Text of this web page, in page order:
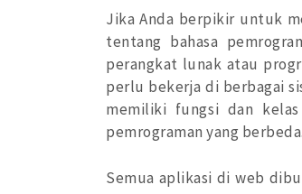
Jika Anda berpikir untuk
tentang bahasa
perangkat lunak atau
perlu bekerja di berbagai
memiliki fungsi dan
pemrograman yang berbeda.
Semua aplikasi di web